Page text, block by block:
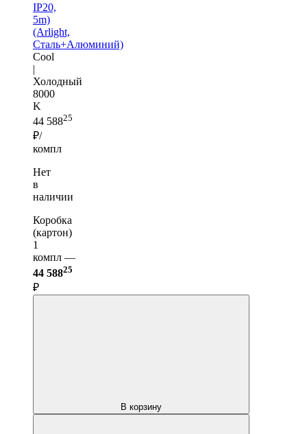
IP20,
5m)
(Arlight,
Сталь+Алюминий)
Cool
|
Холодный
8000
K
44 58825
₽/
компл
Нет
в
наличии
Коробка
(картон)
1
компл —
44 58825
₽
В корзину